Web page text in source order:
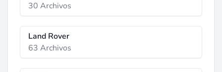
30 Archivos
Land Rover
63 Archivos